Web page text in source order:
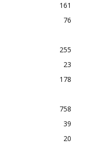
161
76
255
23
178
758
39
20